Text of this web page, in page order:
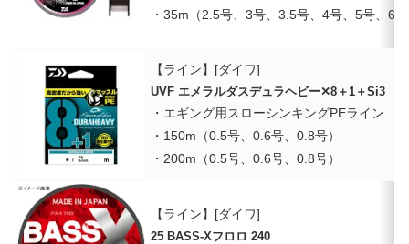
・35m（2.5号、3号、3.5号、4号、5号、6
【ライン】[ダイワ]
UVF エメラルダスデュラヘビー✕8＋1＋Si3
・エギング用スローシンキングPEライン
・150m（0.5号、0.6号、0.8号）
・200m（0.5号、0.6号、0.8号）
【ライン】[ダイワ]
25 BASS-Xフロロ 240